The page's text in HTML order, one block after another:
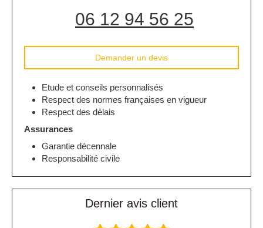
06 12 94 56 25
Demander un devis
Etude et conseils personnalisés
Respect des normes françaises en vigueur
Respect des délais
Assurances
Garantie décennale
Responsabilité civile
Dernier avis client